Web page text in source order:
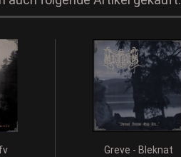
Greve - Bleknat